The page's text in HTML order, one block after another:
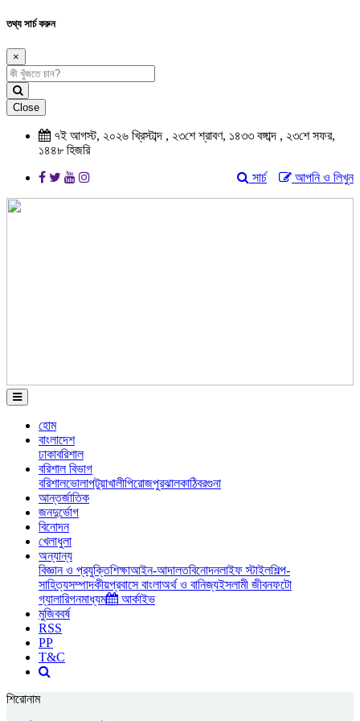
তথ্য সার্চ করুন
×
Close
৭ই আগস্ট, ২০২৬ খ্রিস্টাব্দ , ২৩শে শ্রাবণ, ১৪৩৩ বঙ্গাব্দ , ২৩শে সফর,
১৪৪৮ হিজরি
আপনি ও লিখুন
সার্চ
হোম
বাংলাদেশ
ঢাকাবরিশাল
বরিশাল বিভাগ
বরিশালভোলাপটুয়াখালীপিরোজপুরঝালকাঠিবরগুনা
আন্তর্জাতিক
জনদুর্ভোগ
বিনোদন
খেলাধুলা
অন্যান্য
বিজ্ঞান ও প্রযুক্তিশিক্ষাআইন-আদালতবিনোদনলাইফ স্টাইলশিল্প-
সাহিত্যসম্পাদকীয়প্রবাসে বাংলাঅর্থ ও বানিজ্যইসলামী জীবনফটো
গ্যালারিগনমাধ্যম
আর্কাইভ
মুজিববর্ষ
RSS
PP
T&C
শিরোনাম